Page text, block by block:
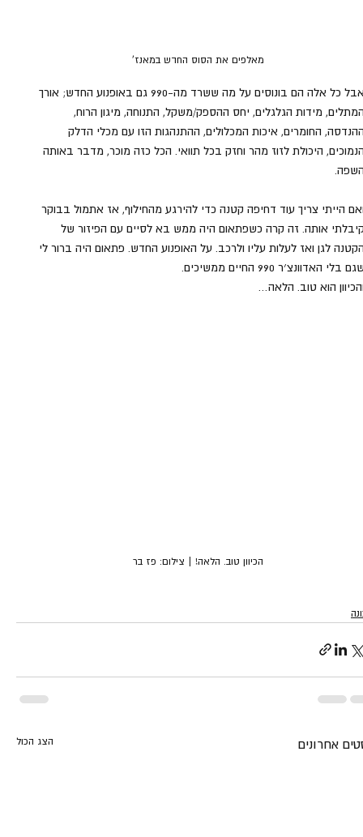
מאלפים את הסוס החדש במאנז'
אבל כל אלה הם בונוסים על מה ששרד מה-990 גם באופנוע החדש; אורך
מידות הגלגלים, יחס ההספק/משקל, התנוחה, מיגון הרוח,
החומרים, איכות המכלולים, ההתנהגות הזו עם מכלי הדלק
היכולת לזוז מהר וחזק בכל תוואי. הכל כזה מוכר, מדבר באותה
הייתי צריך עוד דחיפה קטנה כדי להירגע מהחילוף, אז אתמול בבוקר
אותה. זה קרה כשפתאום היה ממש בא לסיים עם הפיזור של
לגן ואז לעלות עליו ולרכב. על האופנוע החדש. פתאום היה ברור לי
בלי האדוונצ׳ר 990 החיים ממשיכים.
הוא טוב. הלאה…
הכיוון טוב. הלאה! | צילום: פז בר
אחרונים הצג הכול